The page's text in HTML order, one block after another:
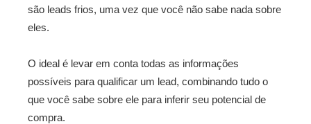
são leads frios, uma vez que você não sabe nada sobre
eles.
O ideal é levar em conta todas as informações
possíveis para qualificar um lead, combinando tudo o
que você sabe sobre ele para inferir seu potencial de
compra.